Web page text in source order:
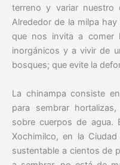
terreno y variar nuestro
Alrededor de la milpa
que nos invita a comer
inorgánicos y a vivir de
bosques; que evite la
La chinampa consiste
para sembrar
sobre cuerpos de agua.
Xochimilco, en la
sustentable a cientos de